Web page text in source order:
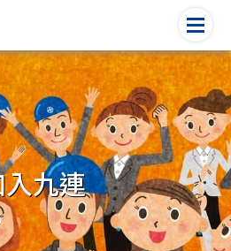
九連